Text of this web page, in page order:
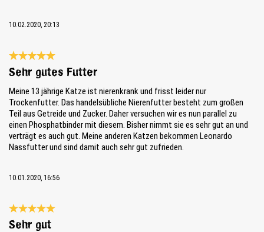
10.02.2020, 20:13
Reseña con calificación de 5 de 5 estrellas
Sehr gutes Futter
Meine 13 jährige Katze ist nierenkrank und frisst leider nur
Trockenfutter. Das handelsübliche Nierenfutter besteht zum großen
Teil aus Getreide und Zucker. Daher versuchen wir es nun parallel zu
einen Phosphatbinder mit diesem. Bisher nimmt sie es sehr gut an und
verträgt es auch gut. Meine anderen Katzen bekommen Leonardo
Nassfutter und sind damit auch sehr gut zufrieden.
10.01.2020, 16:56
Reseña con calificación de 5 de 5 estrellas
Sehr gut